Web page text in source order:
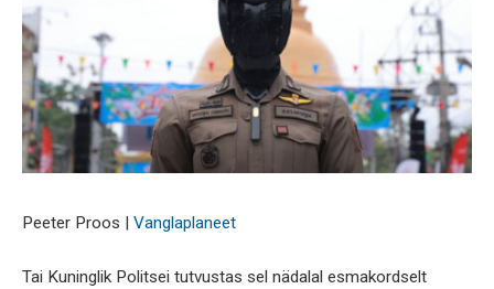
Peeter Proos | Vanglaplaneet
Tai Kuninglik Politsei tutvustas sel nädalal esmakordselt